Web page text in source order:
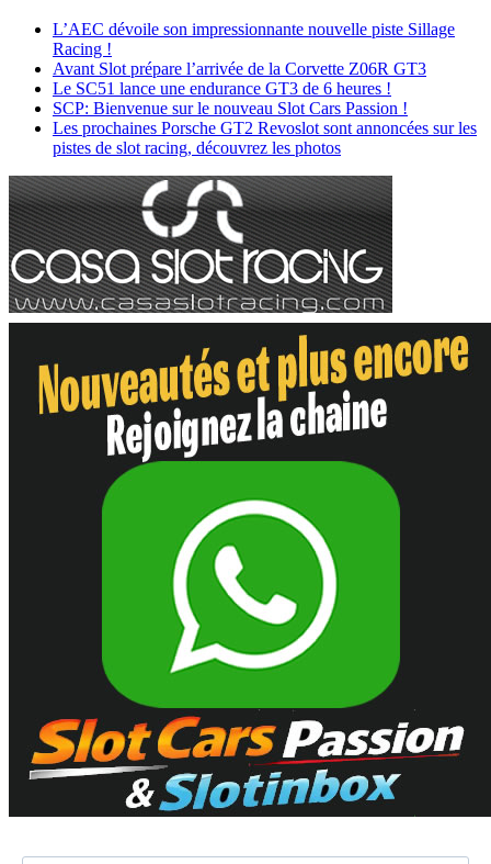
L’AEC dévoile son impressionnante nouvelle piste Sillage
Racing !
Avant Slot prépare l’arrivée de la Corvette Z06R GT3
Le SC51 lance une endurance GT3 de 6 heures !
SCP: Bienvenue sur le nouveau Slot Cars Passion !
Les prochaines Porsche GT2 Revoslot sont annoncées sur les
pistes de slot racing, découvrez les photos